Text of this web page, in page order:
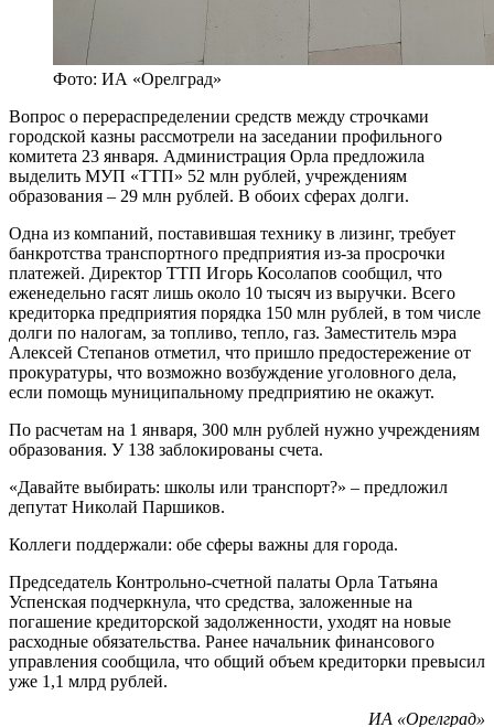
Фото: ИА «Орелград»
Вопрос о перераспределении средств между строчками
городской казны рассмотрели на заседании профильного
комитета 23 января. Администрация Орла предложила
выделить МУП «ТТП» 52 млн рублей, учреждениям
образования – 29 млн рублей. В обоих сферах долги.
Одна из компаний, поставившая технику в лизинг, требует
банкротства транспортного предприятия из-за просрочки
платежей. Директор ТТП Игорь Косолапов сообщил, что
еженедельно гасят лишь около 10 тысяч из выручки. Всего
кредиторка предприятия порядка 150 млн рублей, в том числе
долги по налогам, за топливо, тепло, газ. Заместитель мэра
Алексей Степанов отметил, что пришло предостережение от
прокуратуры, что возможно возбуждение уголовного дела,
если помощь муниципальному предприятию не окажут.
По расчетам на 1 января, 300 млн рублей нужно учреждениям
образования. У 138 заблокированы счета.
«Давайте выбирать: школы или транспорт?» – предложил
депутат Николай Паршиков.
Коллеги поддержали: обе сферы важны для города.
Председатель Контрольно-счетной палаты Орла Татьяна
Успенская подчеркнула, что средства, заложенные на
погашение кредиторской задолженности, уходят на новые
расходные обязательства. Ранее начальник финансового
управления сообщила, что общий объем кредиторки превысил
уже 1,1 млрд рублей.
ИА «Орелград»